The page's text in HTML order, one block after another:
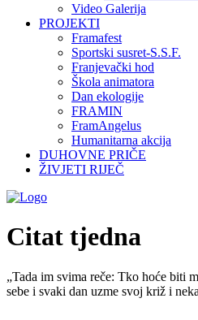
Video Galerija
PROJEKTI
Framafest
Sportski susret-S.S.F.
Franjevački hod
Škola animatora
Dan ekologije
FRAMIN
FramAngelus
Humanitarna akcija
DUHOVNE PRIČE
ŽIVJETI RIJEČ
Citat tjedna
„Tada im svima reče: Tko hoće biti
sebe i svaki dan uzme svoj križ i